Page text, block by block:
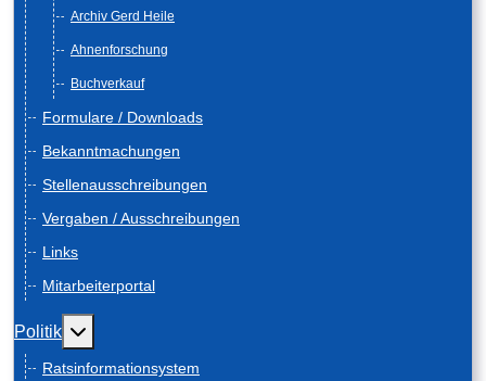
Archiv Gerd Heile
Ahnenforschung
Buchverkauf
Formulare / Downloads
Bekanntmachungen
Stellenausschreibungen
Vergaben / Ausschreibungen
Links
Mitarbeiterportal
Politik Weitere Informationen: Politik
Ratsinformationsystem